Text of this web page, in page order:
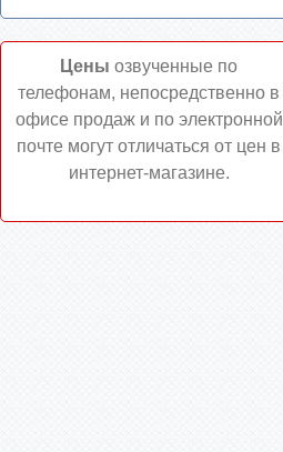
Цены озвученные по
телефонам, непосредственно в
офисе продаж и по электронной
почте могут отличаться от цен в
интернет-магазине.